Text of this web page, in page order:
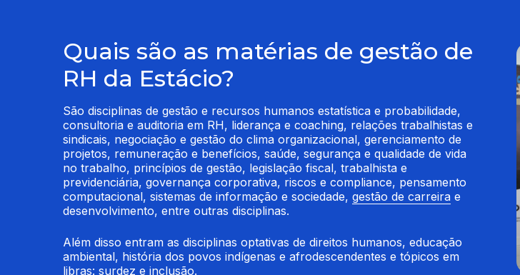
Quais são as matérias de gestão de
RH da Estácio?
São disciplinas de gestão e recursos humanos estatística e probabilidade,
consultoria e auditoria em RH, liderança e coaching, relações trabalhistas e
sindicais, negociação e gestão do clima organizacional, gerenciamento de
projetos, remuneração e benefícios, saúde, segurança e qualidade de vida
no trabalho, princípios de gestão, legislação fiscal, trabalhista e
previdenciária, governança corporativa, riscos e compliance, pensamento
computacional, sistemas de informação e sociedade, gestão de carreira e
desenvolvimento, entre outras disciplinas.
Além disso entram as disciplinas optativas de direitos humanos, educação
ambiental, história dos povos indígenas e afrodescendentes e tópicos em
libras: surdez e inclusão.